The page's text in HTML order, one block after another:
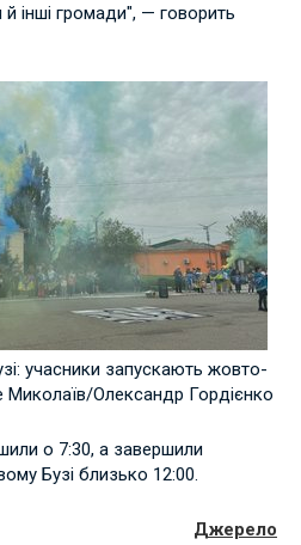
інші громади", — говорить
учасники запускають жовто-
Миколаїв/Олександр Гордієнко
о 7:30, а завершили
Бузі близько 12:00.
Джерело